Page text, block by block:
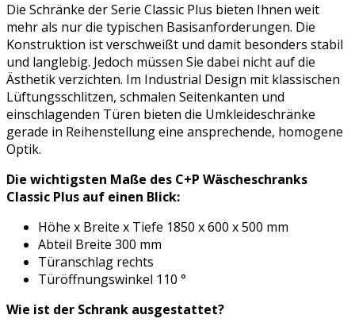
Die Schränke der Serie Classic Plus bieten Ihnen weit
mehr als nur die typischen Basisanforderungen. Die
Konstruktion ist verschweißt und damit besonders stabil
und langlebig. Jedoch müssen Sie dabei nicht auf die
Ästhetik verzichten. Im Industrial Design mit klassischen
Lüftungsschlitzen, schmalen Seitenkanten und
einschlagenden Türen bieten die Umkleideschränke
gerade in Reihenstellung eine ansprechende, homogene
Optik.
Die wichtigsten Maße des C+P Wäscheschranks
Classic Plus auf einen Blick:
Höhe x Breite x Tiefe 1850 x 600 x 500 mm
Abteil Breite 300 mm
Türanschlag rechts
Türöffnungswinkel 110 °
Wie ist der Schrank ausgestattet?